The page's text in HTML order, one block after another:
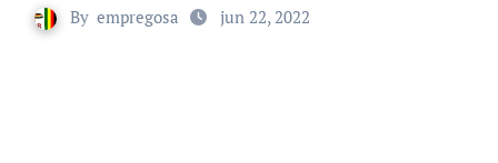
By empregosa jun 22, 2022